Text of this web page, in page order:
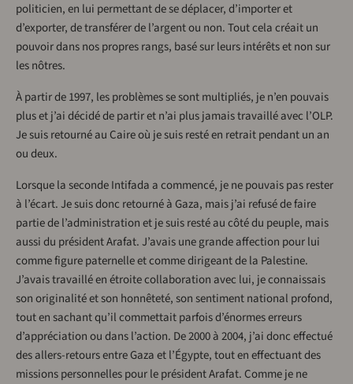
politicien, en lui permettant de se déplacer, d’importer et
d’exporter, de transférer de l’argent ou non. Tout cela créait un
pouvoir dans nos propres rangs, basé sur leurs intérêts et non sur
les nôtres.
À partir de 1997, les problèmes se sont multipliés, je n’en pouvais
plus et j’ai décidé de partir et n’ai plus jamais travaillé avec l’OLP.
Je suis retourné au Caire où je suis resté en retrait pendant un an
ou deux.
Lorsque la seconde Intifada a commencé, je ne pouvais pas rester
à l’écart. Je suis donc retourné à Gaza, mais j’ai refusé de faire
partie de l’administration et je suis resté au côté du peuple, mais
aussi du président Arafat. J’avais une grande affection pour lui
comme figure paternelle et comme dirigeant de la Palestine.
J’avais travaillé en étroite collaboration avec lui, je connaissais
son originalité et son honnêteté, son sentiment national profond,
tout en sachant qu’il commettait parfois d’énormes erreurs
d’appréciation ou dans l’action. De 2000 à 2004, j’ai donc effectué
des allers-retours entre Gaza et l’Égypte, tout en effectuant des
missions personnelles pour le président Arafat. Comme je ne